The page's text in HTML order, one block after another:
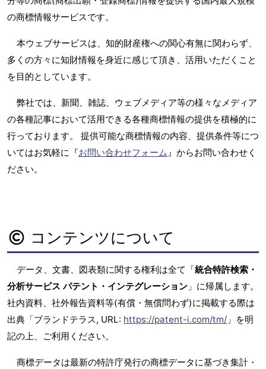
の商標情報サービスです。
本ウェブサービスは、知的財産権への関心有無に関わらず、
多くの方々に知財情報を身近に感じて頂き、活用いただくこと
を目的としています。
弊社では、新聞、雑誌、ウェブメディア等の様々なメディア
の各種記事において活用できる各種商標情報の提供を積極的に
行っております。 提供可能な商標情報の内容、提供条件等につ
いてはお気軽に『お問い合わせフォーム』からお問い合わせく
ださい。
コンテンツについて
データ、文書、図表類に関する権利は全て「統合特許検索・
分析サービス パテント・インテグレーション 」に帰属します。
社内資料、社外報告資料等(有償・無償問わず)に掲載する際は
出典「ブランドテラス, URL: https://patent-i.com/tm/ 」を明
記の上、ご利用ください。
商標データは最新の特許庁発行の商標データに基づき集計・